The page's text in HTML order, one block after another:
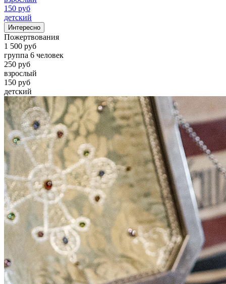
150 руб
детский
Интересно
Пожертвования
1 500 руб
группа 6 человек
250 руб
взрослый
150 руб
детский